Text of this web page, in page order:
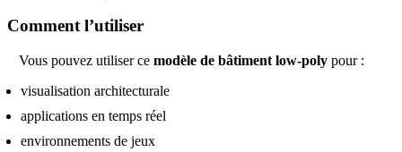
Comment l’utiliser
Vous pouvez utiliser ce modèle de bâtiment low-polypour :
visualisation architecturale
applications en temps réel
environnements de jeux